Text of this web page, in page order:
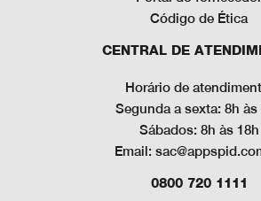
Código de Ética
CENTRAL DE
Horário de
Segunda a sexta: 8h às
Sábados: 8h às 18h
Email:
0800 720 1111